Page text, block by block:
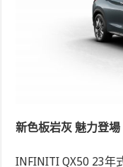
新色板岩灰 魅力登場
INFINITI QX50 23年